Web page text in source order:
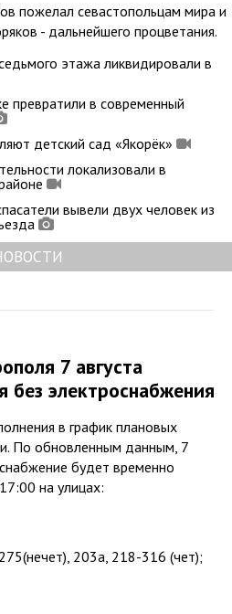
пожелал севастопольцам мира и
- дальнейшего процветания.
этажа ликвидировали в
превратили в современный
детский сад «Якорёк»
локализовали в
вывели двух человек из
7 августа
без электроснабжения
в график плановых
По обновленным данным, 7
будет временно
на улицах:
203а, 218-316 (чет);